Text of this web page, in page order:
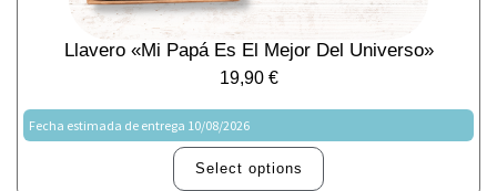
Llavero «Mi Papá Es El Mejor Del Universo»
19,90 €
Fecha estimada de entrega 10/08/2026
Select options